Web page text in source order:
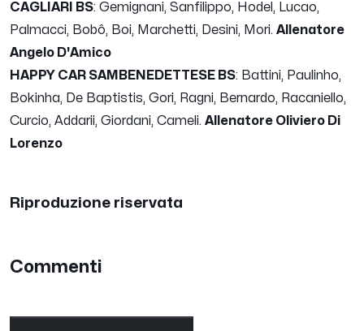
CAGLIARI BS: Gemignani, Sanfilippo, Hodel, Lucao,
Palmacci, Bobô, Boi, Marchetti, Desini, Mori. Allenatore
Angelo D'Amico
HAPPY CAR SAMBENEDETTESE BS: Battini, Paulinho,
Bokinha, De Baptistis, Gori, Ragni, Bernardo, Racaniello,
Curcio, Addarii, Giordani, Cameli. Allenatore Oliviero Di
Lorenzo
Riproduzione riservata
Commenti